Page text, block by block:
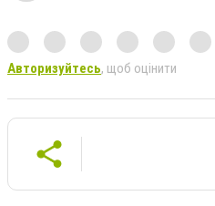
Авторизуйтесь, щоб оцінити